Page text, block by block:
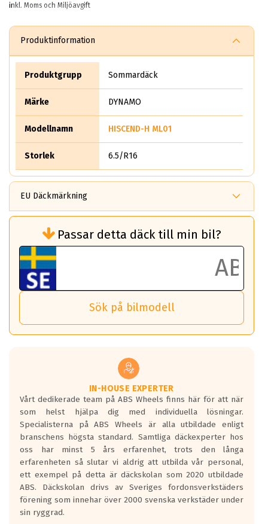
inkl. Moms och Miljöavgift
Produktinformation
Produktgrupp Sommardäck
Märke DYNAMO
Modellnamn HISCEND-H ML01
Storlek 6.5/R16
EU Däckmärkning
bränsleförbrukningen)
Det ska vara en betygsskala från klass A
till G för rullmotstånd.
Ett klass A däck kommer ha 6,5% bättre
bränsleförbrukning än ett klass G däck.
Det betyder att om man kör 10,000 km,
så sparar man 50 liter bränsle med ett
vilken körstil du använder.
Våtgrepp egenskaper:
Betygsskalan är satt A till F. Där A påvisar
den kortaste bromssträckan och F är den
längsta.
Inga D eller G betyg delas ut för
personbilar och lätta lastbilar.
Betyget sätts efter ett test där däcken
skall bromsa in på en väg där det ligger
0.5-1.5 mm vatten.
I 80km/h kommer skillnaden på
Passar detta däck till min bil?
Sök på bilmodell
IN-HOUSE EXPERTER
Vårt dedikerade team på ABS Wheels finns här för att när
som helst hjälpa dig med individuella lösningar.
Specialisterna på ABS Wheels är alla utbildade enligt
branschens högsta standard. Samtliga däckexperter hos
oss har minst 5 års erfarenhet, trots den långa
erfarenheten så slutar vi aldrig att utbilda vår personal,
ett exempel på detta är däckskolan som 2020 utbildade
ABS. Däckskolan drivs av Sveriges fordonsverkstäders
förening som innehar över 2000 svenska verkstäder under
sin ryggrad.